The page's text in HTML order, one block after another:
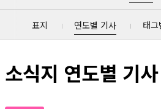
표지 연도별 기사 태
소식지 연도별 기사